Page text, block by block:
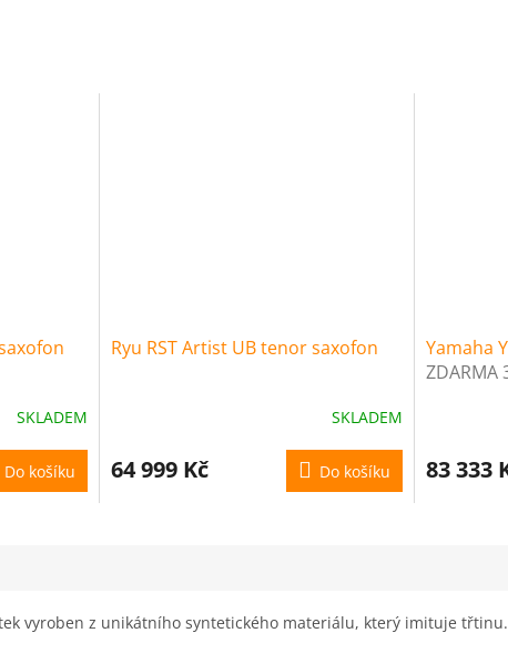
SKLADEM
Do košíku
Ryu RST Artist UB tenor saxofon
SKLADEM
64 999 Kč Do košíku
Yamaha
83 333
vyroben z unikátního syntetického materiálu, který imituje